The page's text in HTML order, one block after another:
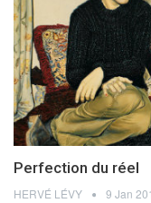
Perfection du réel
HERVÉ LÉVY 9 Jan